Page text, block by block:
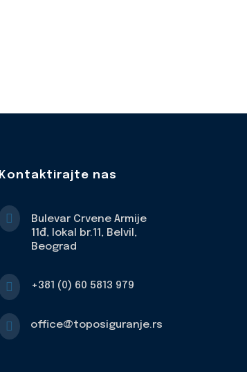
Kontaktirajte nas

Bulevar Crvene Armije
11đ, lokal br.11, Belvil,
Beograd
 +381 (0) 60 5813 979
 office@toposiguranje.rs